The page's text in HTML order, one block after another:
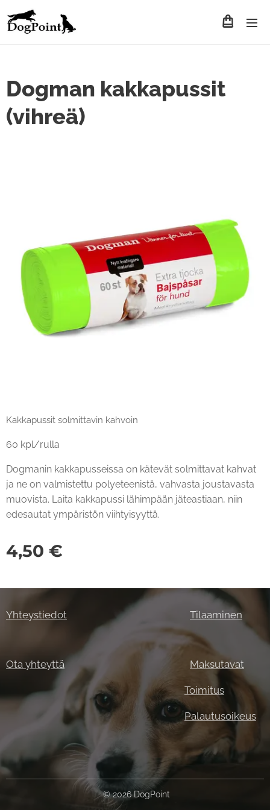
Dogman kakkapussit
(vihreä)
Kakkapussit solmittavin kahvoin
60 kpl/rulla
Dogmanin kakkapusseissa on kätevät solmittavat kahvat
ja ne on valmistettu polyeteenistä, vahvasta joustavasta
muovista. Laita kakkapussi lähimpään jäteastiaan, niin
edesautat ympäristön viihtyisyyttä.
4,50 €
Yhteystiedot Tilaaminen
Ota yhteyttä Maksutavat
Toimitus
Palautusoikeus
© 2026 DogPoint